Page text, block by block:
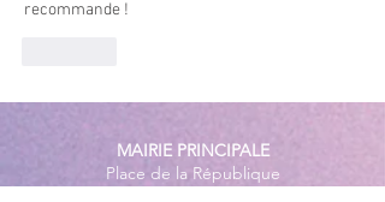
recommande !
MAIRIE PRINCIPALE
Place de la République